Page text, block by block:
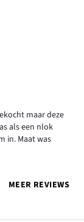
maar deze
als een nlok
in. Maat was
MEER REVIEWS